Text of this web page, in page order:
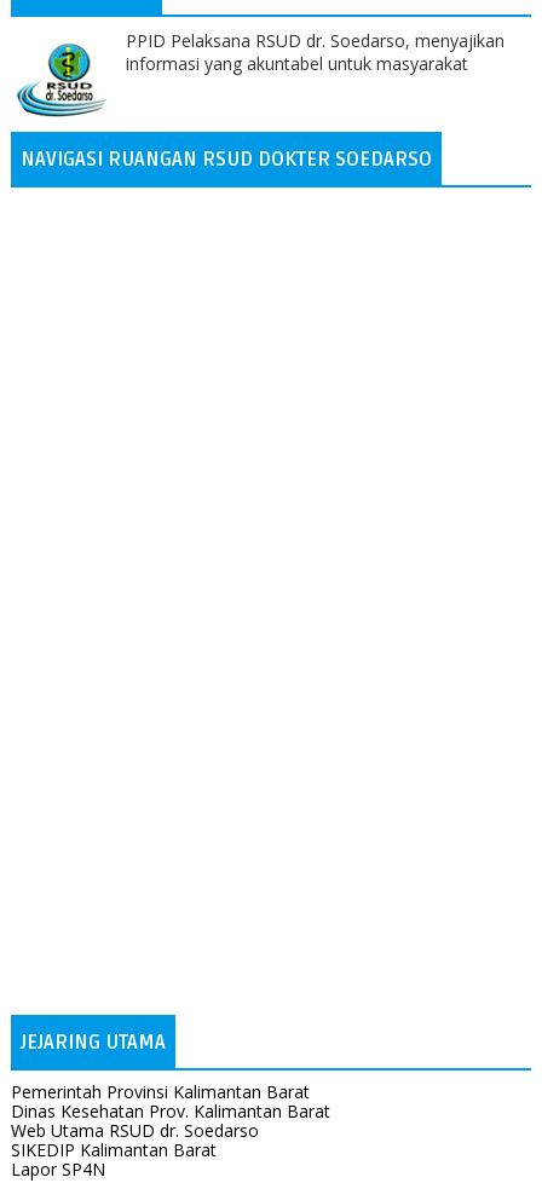
PPID Pelaksana RSUD dr. Soedarso, menyajikan
informasi yang akuntabel untuk masyarakat
NAVIGASI RUANGAN RSUD DOKTER SOEDARSO
JEJARING UTAMA
Pemerintah Provinsi Kalimantan Barat
Dinas Kesehatan Prov. Kalimantan Barat
Web Utama RSUD dr. Soedarso
SIKEDIP Kalimantan Barat
Lapor SP4N